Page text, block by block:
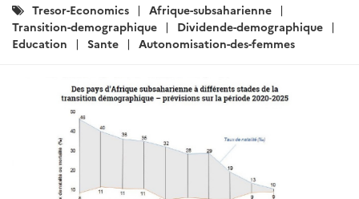
Catégories
:
Tresor-Economics
Afrique-subsaharienne
Transition-demographique
Dividende-demographique
Education
Sante Autonomisation-des-femmes